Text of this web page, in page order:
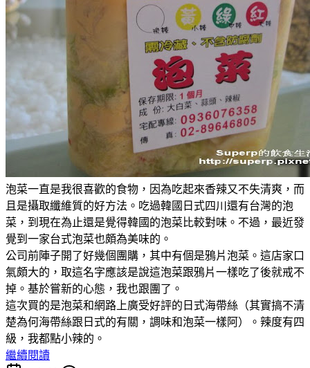
泡菜一直是我很喜歡的食物，因為吃起來香辣又不失清爽，而
且是攝取纖維質的好方法。吃過韓國日式四川還有台灣的泡
菜，到現在為止還是覺得韓國的泡菜比較對味。不過，最近發
覺到一家台式泡菜也頗為美味的。
公司前陣子開了好幾個團購，其中有個是鴉片泡菜。這店家口
氣頗大的，取這名字應該是說這泡菜跟鴉片一樣吃了後就戒不
掉。基於嘗新的心態，我也跟團了。
這次買的是泡菜和網路上廣受好評的日式海帶絲（其實搞不清
楚為何海帶絲跟日式的有關，調味和泡菜一樣阿）。辣度有四
級，我都點小辣的。
繼續閱讀